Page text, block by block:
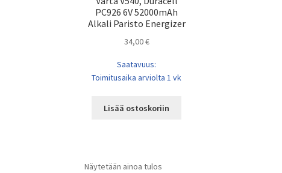
PC926 6V 52000mAh
Alkali Paristo Energizer
34,00€
Saatavuus:
Toimitusaika arviolta 1 vk
Lisää ostoskoriin
Näytetään ainoa tulos